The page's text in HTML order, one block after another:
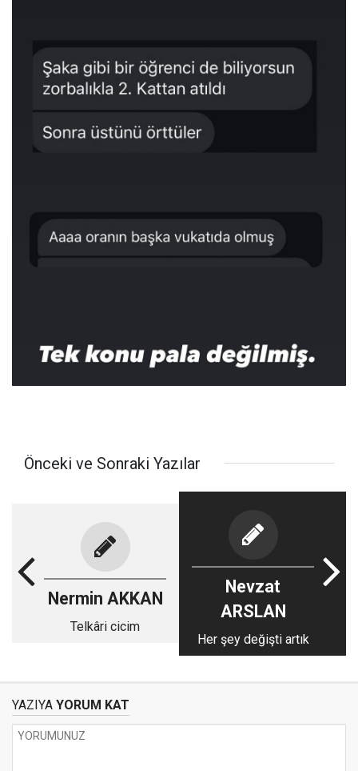
Önceki ve Sonraki Yazılar
Nermin AKKAN
Telkâri cicim
Nevzat
ARSLAN
Her şey değişti artık
YAZIYA YORUM KAT